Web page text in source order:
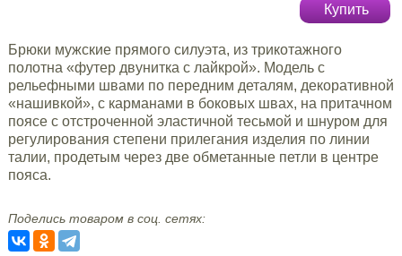
Купить
Брюки мужские прямого силуэта, из трикотажного
полотна «футер двунитка с лайкрой». Модель с
рельефными швами по передним деталям, декоративной
«нашивкой», с карманами в боковых швах, на притачном
поясе с отстроченной эластичной тесьмой и шнуром для
регулирования степени прилегания изделия по линии
талии, продетым через две обметанные петли в центре
пояса.
Поделись товаром в соц. сетях: